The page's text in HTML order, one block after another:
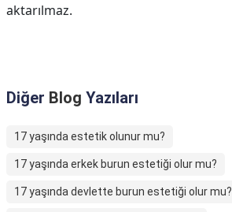
aktarılmaz.
Diğer Blog Yazıları
17 yaşında estetik olunur mu?
17 yaşında erkek burun estetiği olur mu?
17 yaşında devlette burun estetiği olur mu?